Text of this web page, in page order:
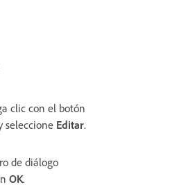
clic con el botón
seleccione Editar.
de diálogo
OK.